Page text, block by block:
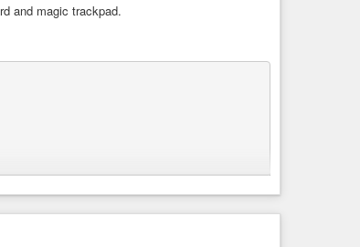
and magic trackpad.